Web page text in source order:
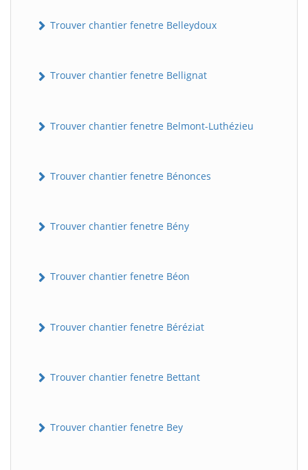
Trouver chantier fenetre Belleydoux
Trouver chantier fenetre Bellignat
Trouver chantier fenetre Belmont-Luthézieu
Trouver chantier fenetre Bénonces
Trouver chantier fenetre Bény
Trouver chantier fenetre Béon
Trouver chantier fenetre Béréziat
Trouver chantier fenetre Bettant
Trouver chantier fenetre Bey